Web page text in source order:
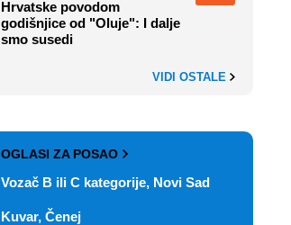
Hrvatske povodom
godišnjice od "Oluje": I dalje
smo susedi
VIDI OSTALE
OGLASI ZA POSAO
Vozač B ili C kategorije, Novi Sad
Kuvar, Čenej